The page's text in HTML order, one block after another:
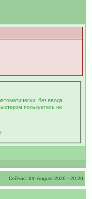
без ввода
пользуетесь не
Сейчас: 6th August 2026 - 20:20